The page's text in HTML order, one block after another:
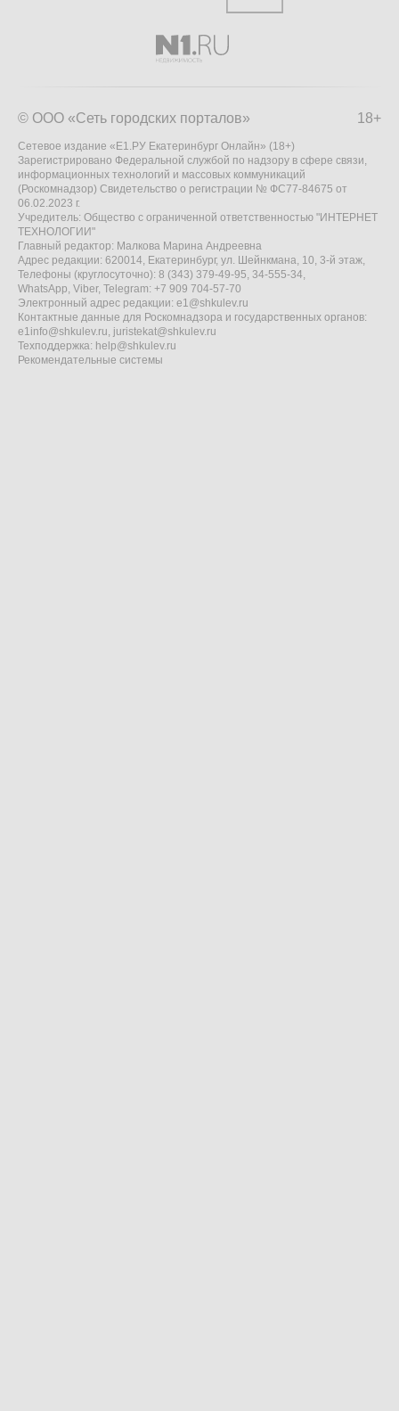
18+
© ООО «Сеть городских порталов»
Сетевое издание «Е1.РУ Екатеринбург Онлайн» (18+)
Зарегистрировано Федеральной службой по надзору в сфере связи,
информационных технологий и массовых коммуникаций
(Роскомнадзор) Свидетельство о регистрации № ФС77-84675 от
06.02.2023 г.
Учредитель: Общество с ограниченной ответственностью "ИНТЕРНЕТ
ТЕХНОЛОГИИ"
Главный редактор: Малкова Марина Андреевна
Адрес редакции: 620014, Екатеринбург, ул. Шейнкмана, 10, 3-й этаж,
Телефоны (круглосуточно): 8 (343) 379-49-95, 34-555-34,
WhatsApp, Viber, Telegram: +7 909 704-57-70
Электронный адрес редакции: e1@shkulev.ru
Контактные данные для Роскомнадзора и государственных органов:
e1info@shkulev.ru, juristekat@shkulev.ru
Техподдержка: help@shkulev.ru
Рекомендательные системы